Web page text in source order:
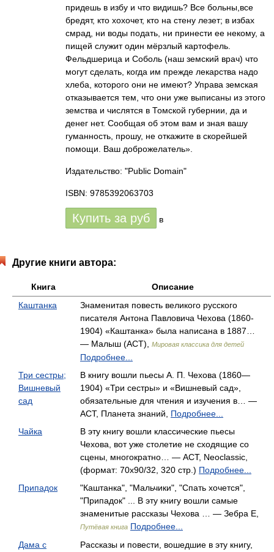
придешь в избу и что видишь? Все больны,все
бредят, кто хохочет, кто на стену лезет; в избах
смрад, ни воды подать, ни принести ее некому, а
пищей служит один мёрзлый картофель.
Фельдшерица и Соболь (наш земский врач) что
могут сделать, когда им прежде лекарства надо
хлеба, которого они не имеют? Управа земская
отказывается тем, что они уже выписаны из этого
земства и числятся в Томской губернии, да и
денег нет. Сообщая об этом вам и зная вашу
гуманность, прошу, не откажите в скорейшей
помощи. Ваш доброжелатель».
Издательство: "Public Domain"
ISBN: 9785392063703
Купить за руб в
Другие книги автора:
Книга
Описание
Каштанка
Знаменитая повесть великого русского
писателя Антона Павловича Чехова (1860-
1904) «Каштанка» была написана в 1887…
— Малыш (АСТ),
Мировая классика для детей
Подробнее...
Три сестры;
Вишневый
сад
В книгу вошли пьесы А. П. Чехова (1860—
1904) «Три сес­тры» и «Вишневый сад»,
обязательные для чтения и изуче­ния в… —
АСТ, Планета знаний, Подробнее...
Чайка
В эту книгу вошли классические пьесы
Чехова, вот уже столетие не сходящие со
сцены, многократно… — АСТ, Neoclassic,
(формат: 70x90/32, 320 стр.) Подробнее...
Припадок
"Каштанка", "Мальчики", "Спать хочется",
"Припадок" ... В эту книгу вошли самые
знаменитые рассказы Чехова … — Зебра Е,
Путёвая книга Подробнее...
Дама с
Рассказы и повести, вошедшие в эту книгу,